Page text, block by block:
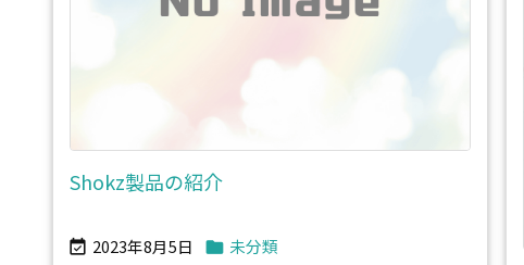
Shokz製品の紹介
 2023年8月5日  未分類